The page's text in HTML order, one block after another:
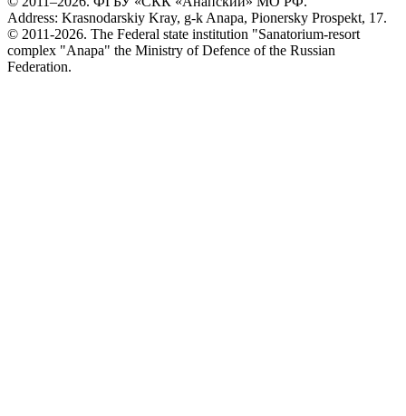
Address: Krasnodarskiy Kray, g-k Anapa, Pionersky Prospekt, 17.
© 2011-2026. The Federal state institution "Sanatorium-resort
complex "Anapa" the Ministry of Defence of the Russian
Federation.